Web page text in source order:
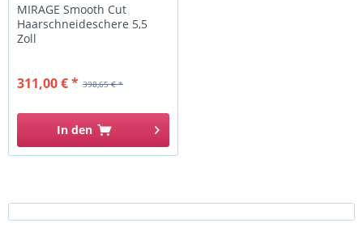
MIRAGE Smooth Cut
Haarschneideschere 5,5
Zoll
398,65 € *
311,00 € *
In den